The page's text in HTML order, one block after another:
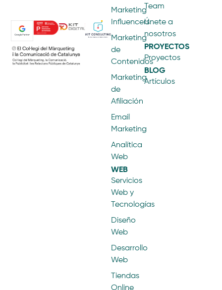
Marketing
Influencers
Marketing
de
Contenidos
Marketing
de
Afiliación
Email
Marketing
Analítica
Web
WEB
Servicios
Web y
Tecnologías
Diseño
Web
Desarrollo
Web
Tiendas
Online
Team
Únete a
nosotros
PROYECTOS
Proyectos
BLOG
Artículos